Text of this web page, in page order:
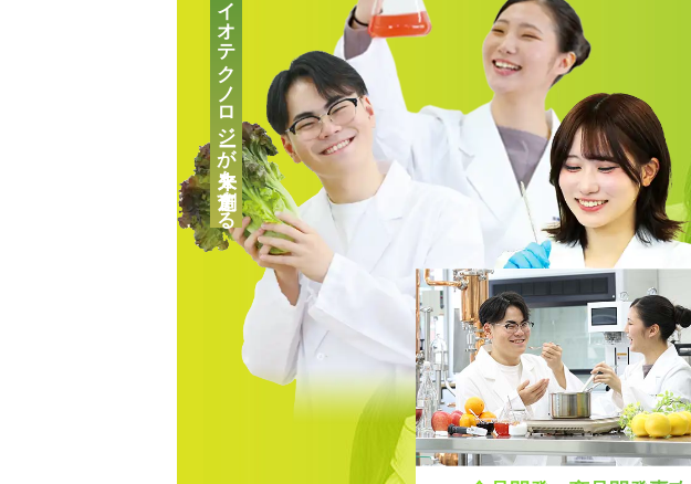
バイオテクノロジーが未来を創造する自分の「好き！」が見つかる！
好きなメニューを選べる★オープンキャンパス
キャリアチェンジをお考えの方にオススメの説明
会！
高校2年生向けのイベントや最新情報、進路選びにつ
いてはこちら！
保護者の方向けのご案内、学費説明動画はコチラ